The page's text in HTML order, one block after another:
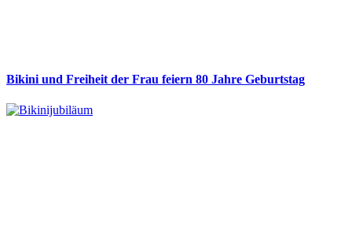
Bikini und Freiheit der Frau feiern 80 Jahre Geburtstag